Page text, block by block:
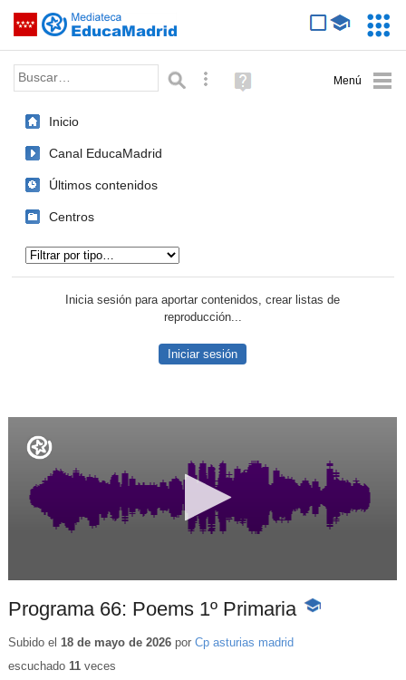
Saltar navegación
Palabra o frase: Búsqueda avanzada
Ayuda
(en
Inicio
Canal EducaMadrid
Últimos contenidos
Centros
Inicia sesión para aportar contenidos, crear listas de
reproducción...
Iniciar sesión
Programa 66: Poems 1º Primaria -
Subido el 18 de mayo de 2026por Cp asturias madrid
escuchado 11veces